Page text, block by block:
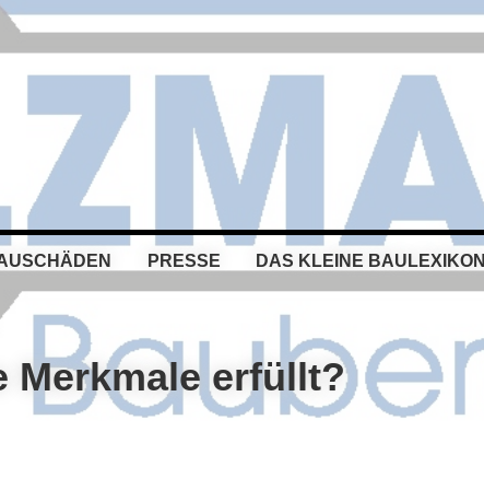
PRESSE DAS KLEINE BAULEXIKON
Merkmale erfüllt?